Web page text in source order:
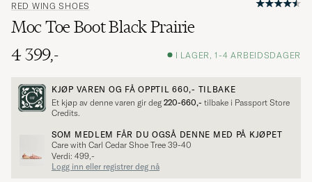
RED WING SHOES
Moc Toe Boot Black Prairie
4 399,-
I LAGER, 1-4 ARBEIDSDAGER
KJØP VAREN OG FÅ OPPTIL660,- TILBAKE
Et kjøp av denne varen gir deg 220-660,- tilbake i Passport Store
Credits.
SOM MEDLEM FÅR DU OGSÅ DENNE MED PÅ KJØPET
Care with Carl Cedar Shoe Tree 39-40
Verdi: 499,-
Logg inn eller registrer deg nå